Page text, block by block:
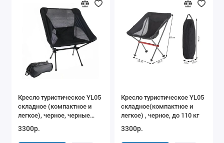
Туристическая посуда
Туристические аксессуары и
принадлежности
Туристические палатки
Туристические тенты
Туристические фонари
Туристические шатры
Кресло туристическое YL05
складное (компактное и
легкое), черное, черные
3300р.
Кресло туристическое YL05
складное(компактное и
легкое) , черное, до 110 кг
3300р.